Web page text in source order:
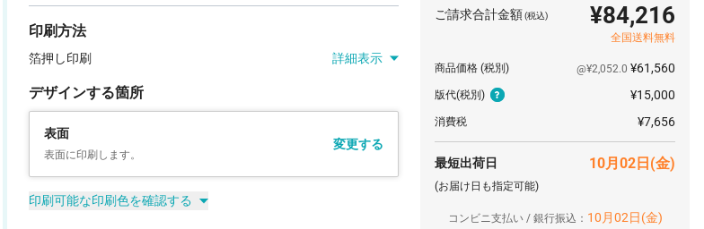
印刷方法
箔押し印刷 詳細表示
デザインする箇所
表面
表面に印刷します。
変更する
印刷可能な印刷色を確認する
ご請求合計金額(税込) ¥84,216
全国送料無料
商品価格 (税別) @¥2,052.0 ¥61,560
版代(税別) ¥15,000
消費税 ¥7,656
最短出荷日 10月02日(金)
(お届け日も指定可能)
コンビニ支払い / 銀行振込： 10月02日(金)